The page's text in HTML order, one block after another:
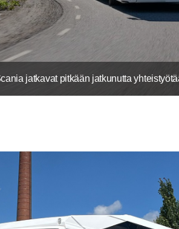
jatkavat pitkään jatkunutta